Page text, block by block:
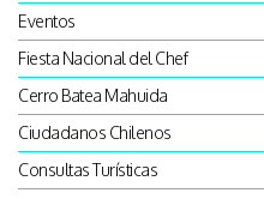
Eventos
Fiesta Nacional del Chef
Cerro Batea Mahuida
Ciudadanos Chilenos
Consultas Turísticas